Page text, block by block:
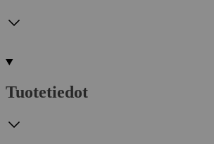
Tuotetiedot